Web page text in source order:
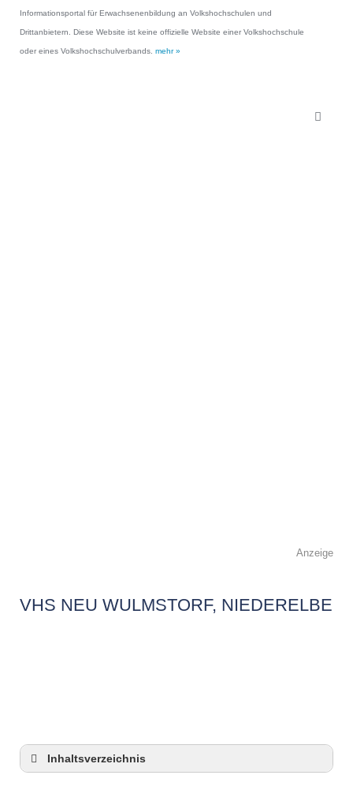
Informationsportal für Erwachsenenbildung an Volkshochschulen und
Drittanbietern. Diese Website ist keine offizielle Website einer Volkshochschule
oder eines Volkshochschulverbands. mehr »
Anzeige
VHS NEU WULMSTORF, NIEDERELBE
Inhaltsverzeichnis